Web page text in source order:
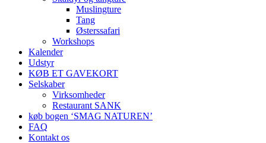
Muslingture
Tang
Østerssafari
Workshops
Kalender
Udstyr
KØB ET GAVEKORT
Selskaber
Virksomheder
Restaurant SANK
køb bogen ‘SMAG NATUREN’
FAQ
Kontakt os